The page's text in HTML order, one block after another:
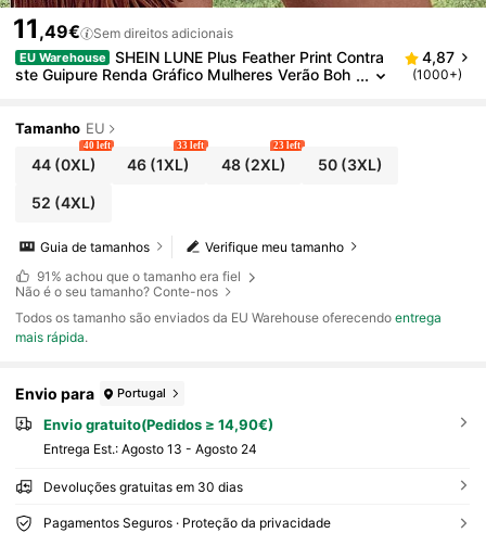
11 ,49€ Sem direitos adicionais
EU Warehouse
SHEIN LUNE Plus Feather Print Contra
ste Guipure Renda Gráfico Mulheres Verão Boh
4,87
(1000+)
Tamanho EU
44(0XL)
40 left
46 (1XL)
33 left
48(2XL)
23 left
50(3XL)
52 (4XL)
Verifique meu tamanho
Guia de tamanhos
91% achou que o tamanho era fiel
Não é o seu tamanho? Conte-nos
Todos os tamanho são enviados da EU Warehouse oferecendoentrega
mais rápida.
Envio para Portugal
Envio gratuito(Pedidos ≥ 14,90€)
Entrega Est.: Agosto 13 - Agosto 24
Devoluções gratuitas em 30 dias
Pagamentos Seguros · Proteção da privacidade